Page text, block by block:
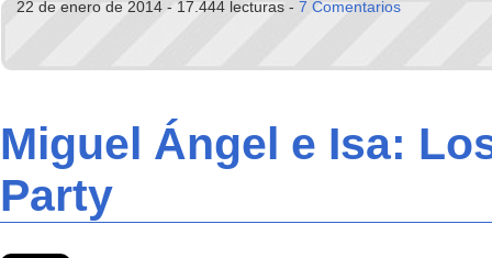
22 de enero de 2014 - 17.444 lecturas - 7 Comentarios
Miguel Ángel e Isa:
Party